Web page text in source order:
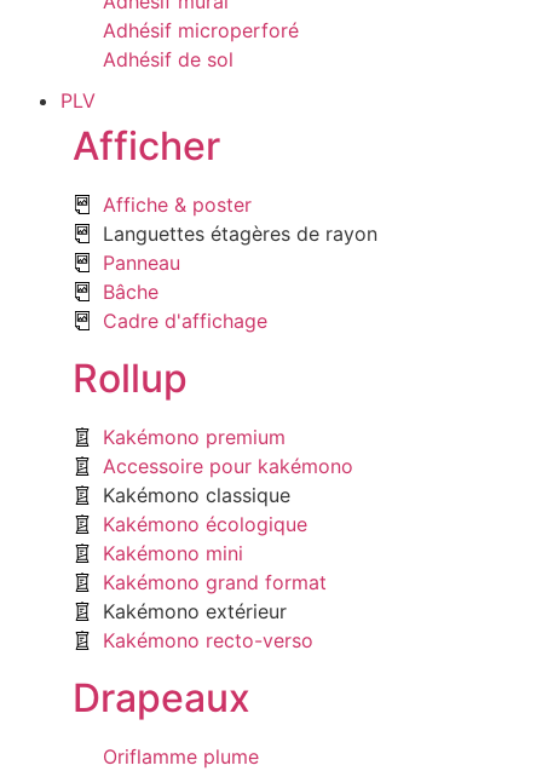
Adhésif microperforé
Adhésif de sol
PLV
Afficher
Affiche & poster
Languettes étagères de rayon
Panneau
Bâche
Cadre d'affichage
Rollup
Kakémono premium
Accessoire pour kakémono
Kakémono classique
Kakémono écologique
Kakémono mini
Kakémono grand format
Kakémono extérieur
Kakémono recto-verso
Drapeaux
Oriflamme plume